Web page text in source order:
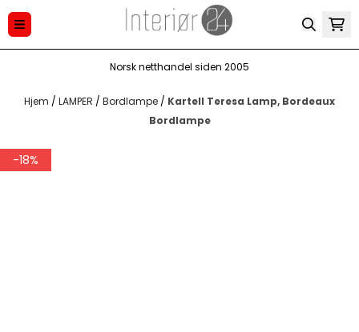
Hopp til innhold
Norsk netthandel siden 2005
Hjem / LAMPER / Bordlampe / Kartell Teresa Lamp, Bordeaux
Bordlampe
-18%